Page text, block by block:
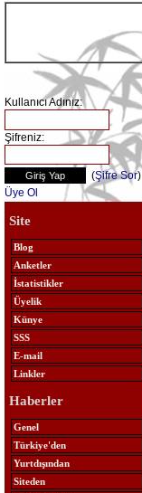
Kullanıcı Adınız:
Şifreniz:
(Şifre Sor)
Üye Ol
Site
Blog
Anketler
İstatistikler
Üyelik
Künye
SSS
E-mail
Linkler
Haberler
Genel
Türkiye'den
Yurtdışından
Siteden